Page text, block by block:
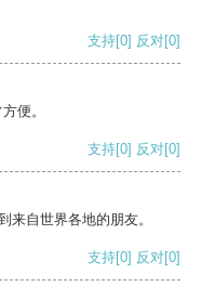
支持[0] 反对[0]
便。
支持[0] 反对[0]
来自世界各地的朋友。
支持[0] 反对[0]